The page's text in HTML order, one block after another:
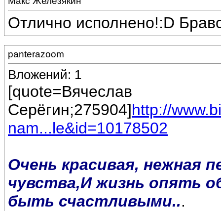
Отлично исполнено!:D
panterazoom
Вложений: 1
[quote=Вячеслав
Серёгин;275904]http://
nam...le&id=10178502
Очень красивая, нежная
чувства,И жизнь опять
быть счастливыми...